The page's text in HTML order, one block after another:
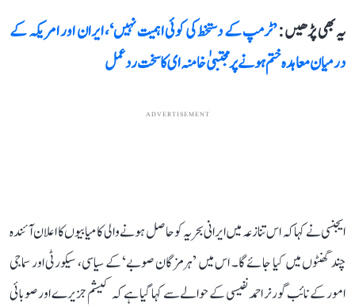
یہ بھی پڑھیں :’ٹرمپ کے دستخط کی کوئی اہمیت نہیں‘، ایران اور امریکہ کے
درمیان معاہدہ ختم ہونے پر مجتبیٰ خامنہ ای کا سخت ردعمل
ADVERTISEMENT
ایجنسی نے کہا کہ اس تنازعہ میں ایرانی بحریہ کو حاصل ہونے والی کامیابیوں کا اعلان آئندہ
چند گھنٹوں میں کیا جائے گا۔ اس میں ’ہرمزگان صوبے‘ کے سیاسی، سیکورٹی اور سماجی
امور کے نائب گورنر احمد نفیسی کے حوالے سے کہا گیا ہے کہ کیشم جزیرے اور صوبائی